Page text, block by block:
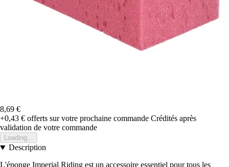
8,69 €
+0,43 € offerts sur votre prochaine commande Crédités après
validation de votre commande
Loading...
Description
L'éponge Imperial Riding est un accessoire essentiel pour tous les